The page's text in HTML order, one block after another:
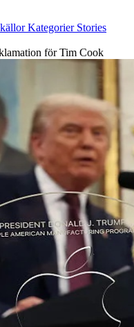
Kategorier Stories
för Tim Cook